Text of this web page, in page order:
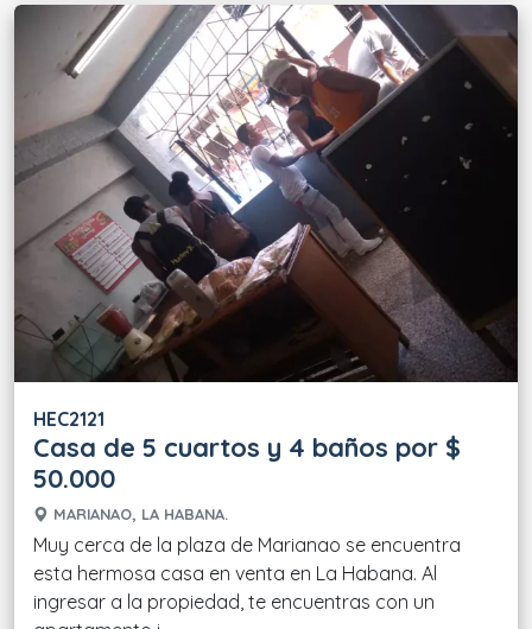
HEC2121
Casa de 5 cuartos y 4 baños por $
50.000
MARIANAO, LA HABANA.
Muy cerca de la plaza de Marianao se encuentra
esta hermosa casa en venta en La Habana. Al
ingresar a la propiedad, te encuentras con un